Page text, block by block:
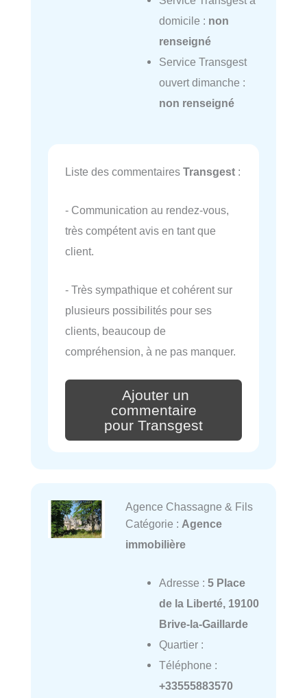
domicile : non
renseigné
Service Transgest
ouvert dimanche :
non renseigné
Liste des commentaires Transgest :
- Communication au rendez-vous,
très compétent avis en tant que
client.
- Très sympathique et cohérent sur
plusieurs possibilités pour ses
clients, beaucoup de
compréhension, à ne pas manquer.
Ajouter un
commentaire
pour Transgest
Agence Chassagne & Fils
Catégorie : Agence
immobilière
Adresse : 5 Place
de la Liberté, 19100
Brive-la-Gaillarde
Quartier :
Téléphone :
+33555883570